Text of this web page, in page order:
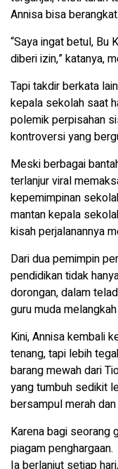
Annisa bisa berangkat.
“Saya ingat betul, Bu
diberi izin,” katanya,
Tapi takdir berkata
kepala sekolah saat
polemik perpisahan
kontroversi yang
Meski berbagai
terlanjur viral
kepemimpinan
mantan kepala
kisah perjalanannya
Dari dua pemimpin
pendidikan tidak
dorongan, dalam
guru muda
Kini, Annisa kembali
tenang, tapi lebih
barang mewah dari
yang tumbuh sedikit
bersampul merah
Karena bagi seorang
piagam penghargaan.
Ia berlanjut setiap